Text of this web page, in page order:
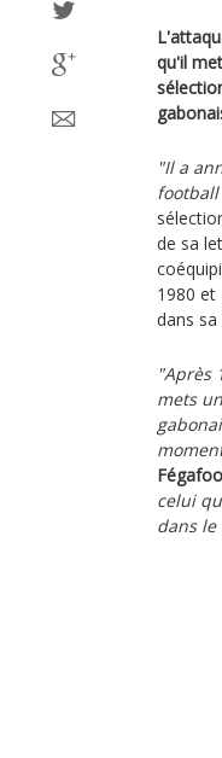
qu'il
"Il a
de sa
1980 et
dans sa
"Après
mets
celui
dans le